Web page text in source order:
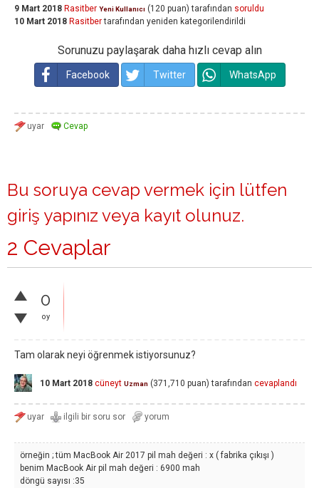
9 Mart 2018 Rasitber Yeni Kullanıcı (120 puan) tarafından soruldu
10 Mart 2018 Rasitbertarafından yeniden kategorilendirildi
Sorunuzu paylaşarak daha hızlı cevap alın
Facebook Twitter WhatsApp
Bu soruya cevap vermek için lütfen
giriş yapınız veya kayıt olunuz.
2 Cevaplar
0
oy
Tam olarak neyi öğrenmek istiyorsunuz?
10 Mart 2018 cüneyt Uzman (371,710 puan) tarafından cevaplandı
örneğin ; tüm MacBook Air 2017 pil mah değeri : x ( fabrika çıkışı )
benim MacBook Air pil mah değeri : 6900 mah
döngü sayısı :35